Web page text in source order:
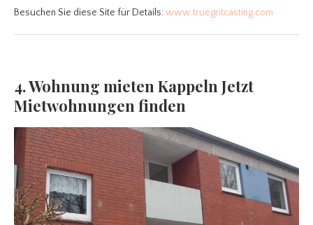
Besuchen Sie diese Site für Details:www.truegritcasting.com
4. Wohnung mieten Kappeln Jetzt
Mietwohnungen finden